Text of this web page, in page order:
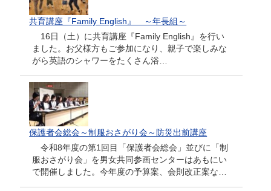
共育講座『Family English』 ～年長組～
16日（土）に共育講座『Family English』を行い
ました。お父様方もご参加になり、親子で楽しみな
がら英語のシャワーをたくさん浴…
保護者会総会～制服おさがり会～防災出前講座
令和8年度の第1回目「保護者会総会」並びに「制
服おさがり会」を男女共同参画センターはあもにい
で開催しました。今年度の予算案、会則改正案な…